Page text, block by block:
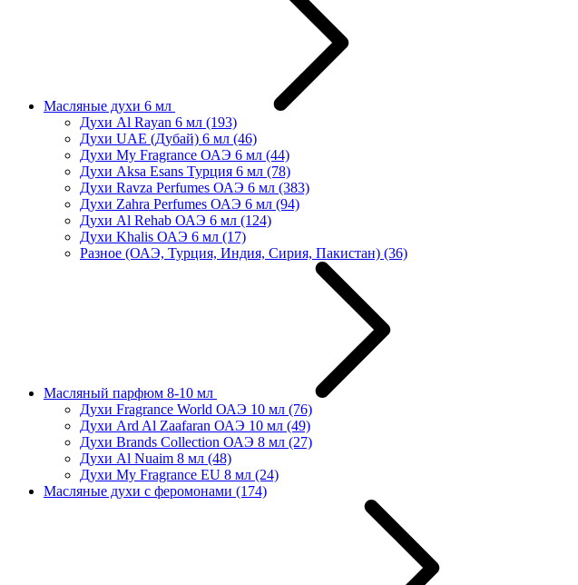
Масляные духи 6 мл
Духи Al Rayan 6 мл (193)
Духи UAE (Дубай) 6 мл (46)
Духи My Fragrance ОАЭ 6 мл (44)
Духи Aksa Esans Турция 6 мл (78)
Духи Ravza Perfumes ОАЭ 6 мл (383)
Духи Zahra Perfumes ОАЭ 6 мл (94)
Духи Al Rehab ОАЭ 6 мл (124)
Духи Khalis ОАЭ 6 мл (17)
Разное (ОАЭ, Турция, Индия, Сирия, Пакистан) (36)
Масляный парфюм 8-10 мл
Духи Fragrance World ОАЭ 10 мл (76)
Духи Ard Al Zaafaran ОАЭ 10 мл (49)
Духи Brands Collection ОАЭ 8 мл (27)
Духи Al Nuaim 8 мл (48)
Духи My Fragrance EU 8 мл (24)
Масляные духи с феромонами (174)